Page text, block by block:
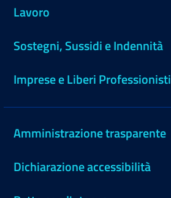
Lavoro
Sostegni, Sussidi e Indennità
Imprese e Liberi Professionisti
Amministrazione trasparente
Dichiarazione accessibilità